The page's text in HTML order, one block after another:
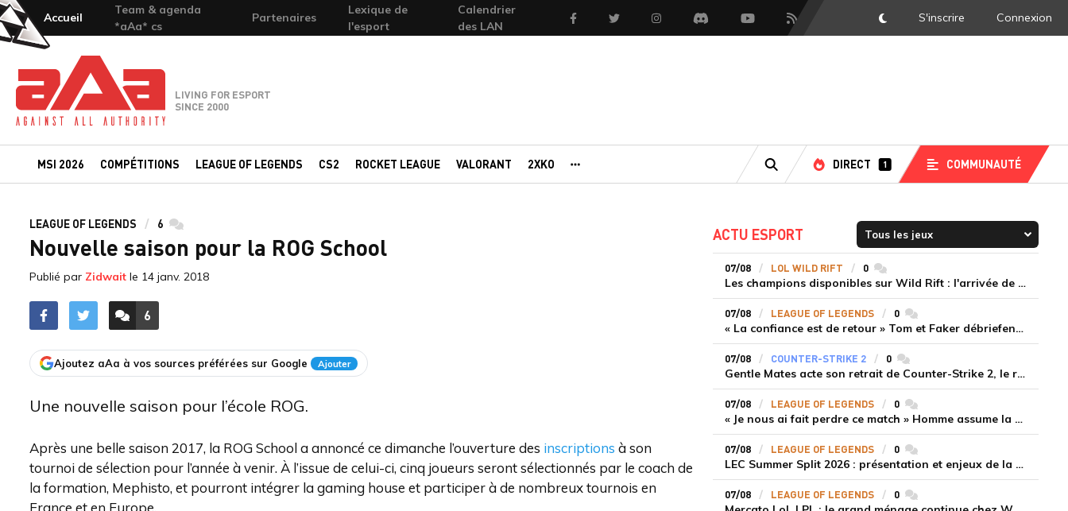
Accueil
Team & agenda
*aAa* cs
Partenaires
Lexique de
l'esport
Calendrier
des LAN
FacebookTwitter InstagramDiscord YoutubeFlux RSS DarkMode
S'inscrire Connexion
Team-aAa - against All authority
LIVING FOR ESPORT
SINCE 2000
MSI 2026 COMPÉTITIONS LEAGUE OF LEGENDS CS2 ROCKET LEAGUE VALORANT 2XKO
RECHERCHE
DIRECT 1 COMMUNAUTÉ
LEAGUE OF LEGENDS 6 commentaires
Nouvelle saison pour la ROG School
Publié par Zidwait le 14 janv. 2018
ACCÉDER AUX
6
COMMENTAIRES
Ajoutez aAa à vos sources préférées sur Google Ajouter
Une nouvelle saison pour l’école ROG.
Après une belle saison 2017, la ROG School a annoncé ce dimanche l’ouverture des inscriptions à son
tournoi de sélection pour l’année à venir. À l’issue de celui-ci, cinq joueurs seront sélectionnés par le coach de
la formation, Mephisto, et pourront intégrer la gaming house et participer à de nombreux tournois en
France et en Europe.
ACTU ESPORT
07/08 LOL WILD RIFT 0commentaires
Les champions disponibles sur Wild Rift : l'arrivée de Cho'Gath
07/08 LEAGUE OF LEGENDS 0commentaires
« La confiance est de retour » Tom et Faker débriefent la victoire convaincante de T1 face à Dplus KIA
07/08 COUNTER-STRIKE 2 0commentaires
Gentle Mates acte son retrait de Counter-Strike 2, le roster ibérique libéré
07/08 LEAGUE OF LEGENDS 0commentaires
« Je nous ai fait perdre ce match » Homme assume la responsabilité de la défaite de HLE face à Gen.G
07/08 LEAGUE OF LEGENDS 0commentaires
LEC Summer Split 2026 : présentation et enjeux de la troisième semaine de compétition
07/08 LEAGUE OF LEGENDS 0commentaires